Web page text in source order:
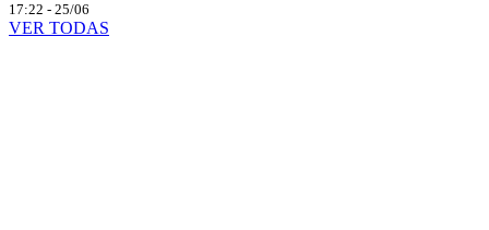
17:22 - 25/06
VER TODAS